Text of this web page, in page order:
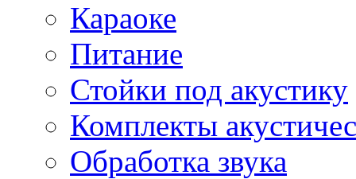
Караоке
Питание
Стойки под акустику
Комплекты
Обработка звука